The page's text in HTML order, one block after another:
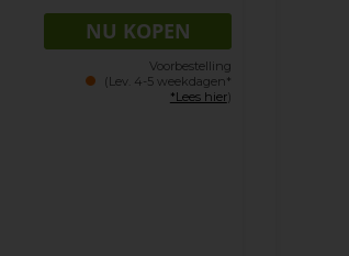
Voorbestelling
(Lev. 4-5 weekdagen*
*Lees hier)